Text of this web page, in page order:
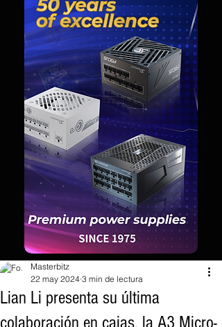
Lian Li presenta su última
colaboración en cajas, la A3 Micro-
Masterbitz
22 may 2024 3 min de lectura